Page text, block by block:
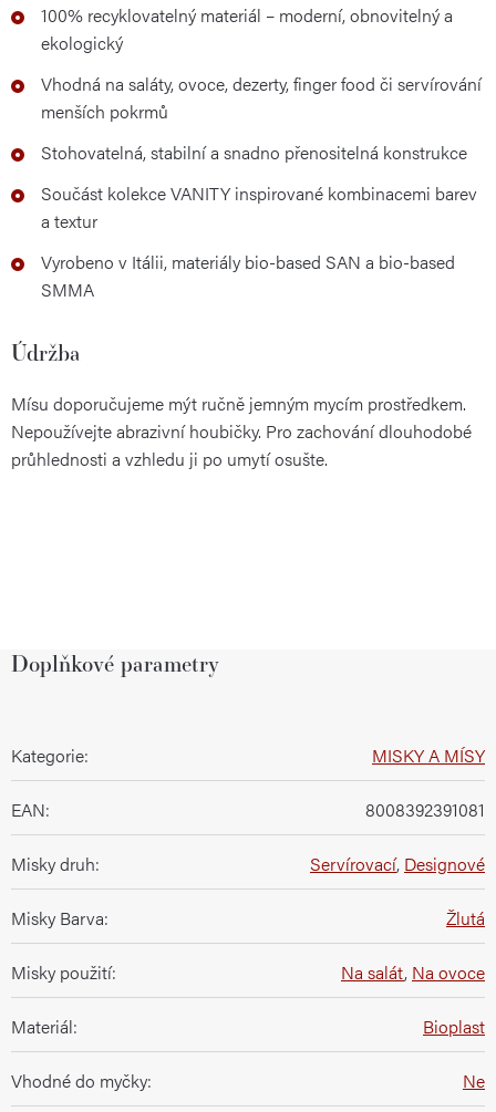
100% recyklovatelný materiál – moderní, obnovitelný a
ekologický
Vhodná na saláty, ovoce, dezerty, finger food či servírování
menších pokrmů
Stohovatelná, stabilní a snadno přenositelná konstrukce
Součást kolekce VANITY inspirované kombinacemi barev
a textur
Vyrobeno v Itálii, materiály bio-based SAN a bio-based
SMMA
Údržba
Mísu doporučujeme mýt ručně jemným mycím prostředkem.
Nepoužívejte abrazivní houbičky. Pro zachování dlouhodobé
průhlednosti a vzhledu ji po umytí osušte.
Doplňkové parametry
Kategorie: MISKY A MÍSY
EAN: 8008392391081
Misky druh: Servírovací, Designové
Misky Barva: Žlutá
Misky použití: Na salát, Na ovoce
Materiál: Bioplast
Vhodné do myčky: Ne